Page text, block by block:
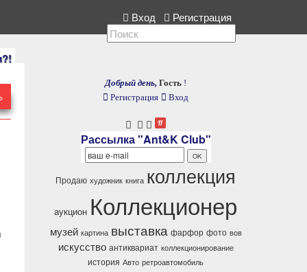
расскажите нам. Вход Регистрация
Добрый день, Гость !
Регистрация
Вход
Рассылка "Ant&K Club"
Продаю художник книга коллекция
аукцион Коллекционер
музей картина выставка фарфор фото вов
искусство антиквариат коллекционирование
история Авто ретроавтомобиль